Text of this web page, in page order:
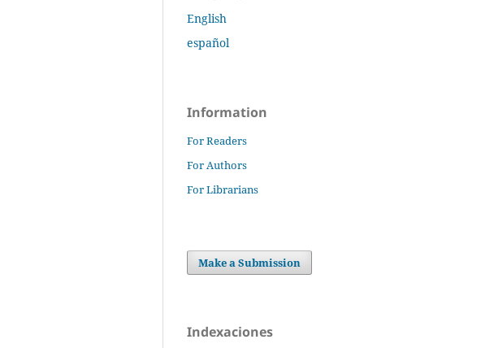
English
español
Information
For Readers
For Authors
For Librarians
Make a Submission
Indexaciones